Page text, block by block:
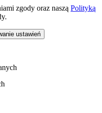
zgody oraz naszą Polityką
ustawień